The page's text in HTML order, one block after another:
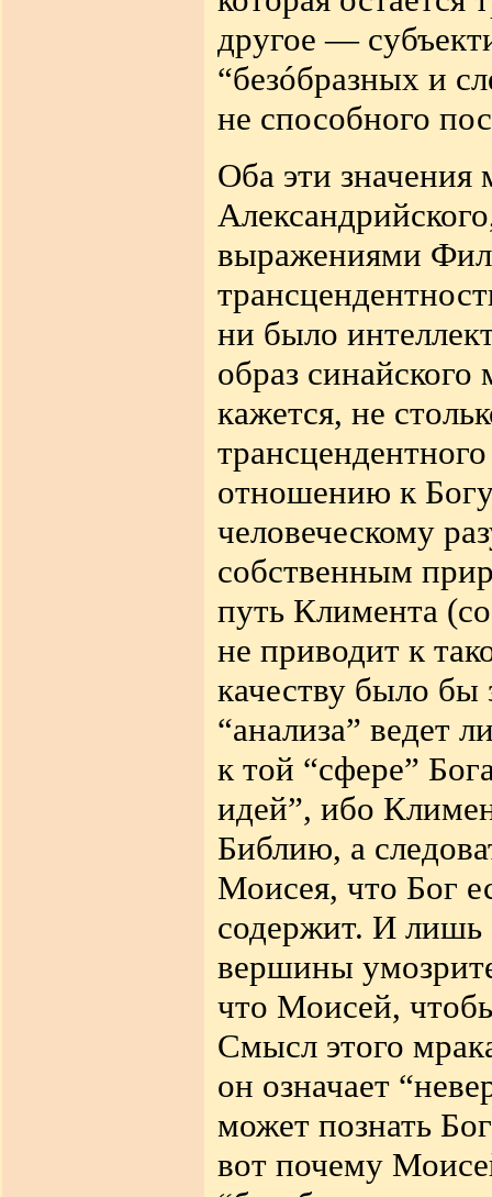
другое —
“безóбразных и
не способного
Оба эти
выражениями
ни было
образ
кажется, не
отношению к
человеческому
собственным
путь Климента
не приводит к
качеству было бы
“анализа” ведет
к той “сфере”
идей”, ибо
Библию, а
Моисея, что Бог
содержит. И
вершины
что Моисей,
Смысл этого
он означает
может познать
вот почему